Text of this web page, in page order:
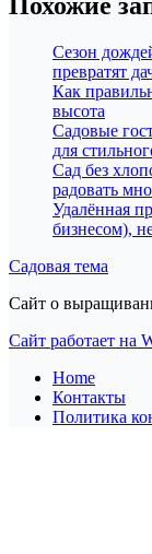
Сезон
превратят
Как
высота
Садовые
для
Сад без
радовать
Удалённая
бизнесом),
Садовая тема
Сайт о
Сайт работает на
Home
Контакты
Политика